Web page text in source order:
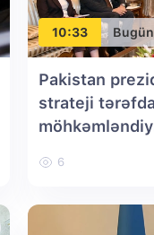
10:33 Bugün
Pakistan
strateji
6